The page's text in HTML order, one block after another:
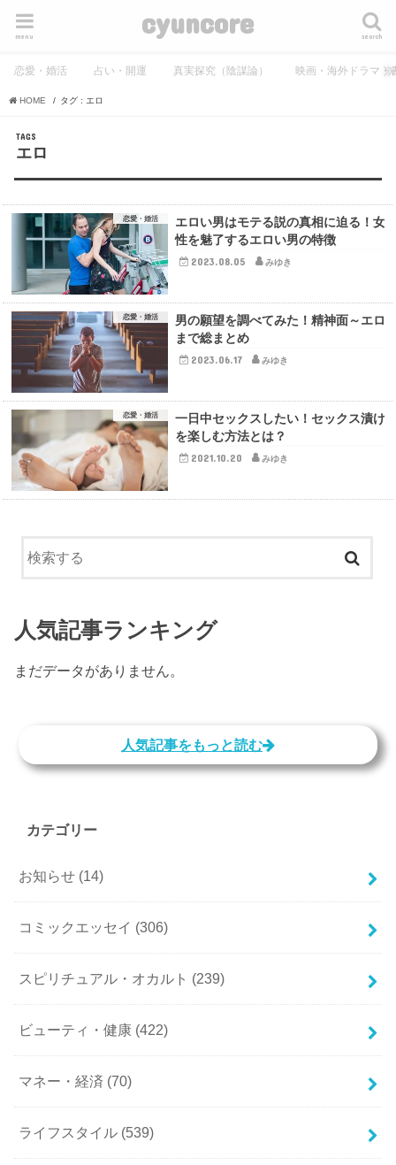
cyuncore search
menu
恋愛・婚活 占い・開運 真実探究（陰謀論） 映画・海外ドラマ・
HOME タグ : エロ
エロ
恋愛・婚活
エロい男はモテる説の真相に迫る！女
性を魅了するエロい男の特徴
2023.08.05 みゆき
恋愛・婚活
男の願望を調べてみた！精神面～エロ
まで総まとめ
2023.06.17 みゆき
恋愛・婚活
一日中セックスしたい！セックス漬け
を楽しむ方法とは？
2021.10.20 みゆき
人気記事ランキング
まだデータがありません。
人気記事をもっと読む
カテゴリー
お知らせ (14)
コミックエッセイ (306)
スピリチュアル・オカルト (239)
ビューティ・健康 (422)
マネー・経済 (70)
ライフスタイル (539)